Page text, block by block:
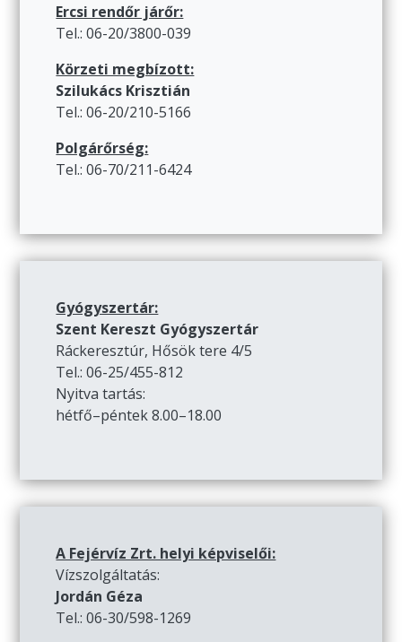
Ercsi rendőr járőr:
Tel.: 06-20/3800-039
Körzeti megbízott:
Szilukács Krisztián
Tel.: 06-20/210-5166
Polgárőrség:
Tel.: 06-70/211-6424
Gyógyszertár:
Szent Kereszt Gyógyszertár
Ráckeresztúr, Hősök tere 4/5
Tel.: 06-25/455-812
Nyitva tartás:
hétfő–péntek 8.00–18.00
A Fejérvíz Zrt. helyi képviselői:
Vízszolgáltatás:
Jordán Géza
Tel.: 06-30/598-1269